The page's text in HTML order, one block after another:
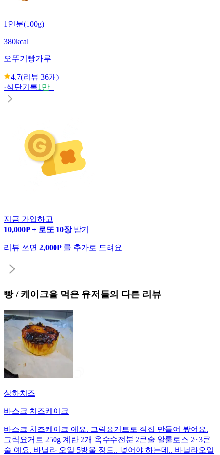
1인분(100g)
380kcal
오뚜기 빵가루
4.7(리뷰 36개)
·식단기록1만+
지금 가입하고
10,000P + 로또 10장 받기
리뷰 쓰면 2,000P 를 추가로 드려요
빵 / 케이크을 먹은 유저들의 다른 리뷰
상하치즈
바스크 치즈케이크
바스크 치즈케이크 예요. 그릭요거트로 직접 만들어 봤어요.
그릭요거트 250g 계란 2개 옥수수전분 2큰술 알룰로스 2~3큰
술 예요. 바닐라 오일 5방울 정도.. 넣어야 하는데.. 바닐라오일